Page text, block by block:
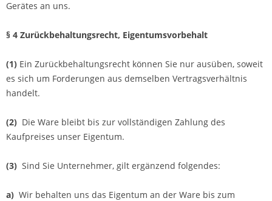
Gerätes an uns.
§ 4 Zurückbehaltungsrecht, Eigentumsvorbehalt
(1) Ein Zurückbehaltungsrecht können Sie nur ausüben, soweit
es sich um Forderungen aus demselben Vertragsverhältnis
handelt.
(2) Die Ware bleibt bis zur vollständigen Zahlung des
Kaufpreises unser Eigentum.
(3) Sind Sie Unternehmer, gilt ergänzend folgendes:
a) Wir behalten uns das Eigentum an der Ware bis zum